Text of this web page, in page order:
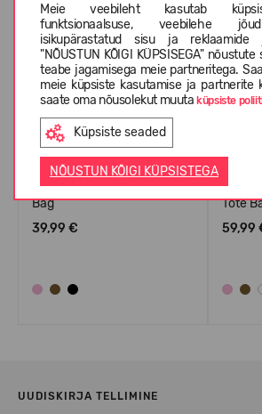
Meie veebileht kasutab
funktsionaalsuse, veebilehe
isikupärastatud sisu ja reklaamide
"NÕUSTUN KÕIGI KÜPSISEGA"
teabe jagamisega meie partneritega.
meie küpsiste kasutamise ja partnerite
saate oma nõusolekut muutaküpsiste
Küpsiste seaded
NÕUSTUN KÕIGI KÜPSISTEGA
Crocs™ Classic Small Tote
Bag
39,99 €
Tote
59,99
UUDISKIRJA TELLIMINE